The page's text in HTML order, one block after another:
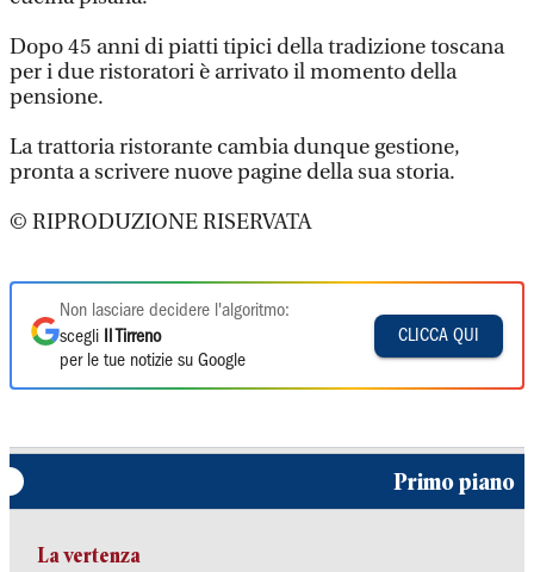
Dopo 45 anni di piatti tipici della tradizione toscana
per i due ristoratori è arrivato il momento della
pensione.
La trattoria ristorante cambia dunque gestione,
pronta a scrivere nuove pagine della sua storia.
© RIPRODUZIONE RISERVATA
Non lasciare decidere l'algoritmo:
scegli
Il Tirreno
per le tue notizie su Google
CLICCA QUI
Primo piano
La vertenza